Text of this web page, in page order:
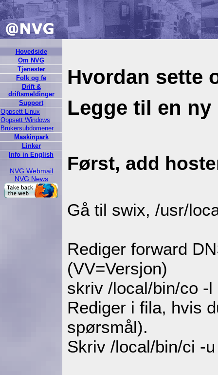
Hovedside
Om NVG
Tjenester
Folk og fe
Drift &
driftsmeldinger
Support
Oppsett Linux
Oppsett Windows
Brukersubdomener
Maskinpark
Linker
Info in English
NVG Webmail
NVG News
Hvordan sette
Legge til en ny
Først, add
Gå til swix, /usr/
Rediger forward
(VV=Versjon)
skriv /local/bin/co -l
Rediger i fila, hvis
spørsmål).
Skriv /local/bin/ci -